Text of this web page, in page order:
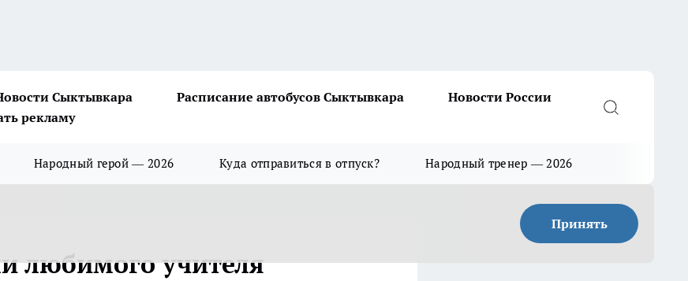
Сыктывкара Расписание автобусов Сыктывкара
Новости России
рекламу
Народный герой — 2026 Куда отправиться в отпуск? Народный тренер — 2026
Принять
любимого учителя